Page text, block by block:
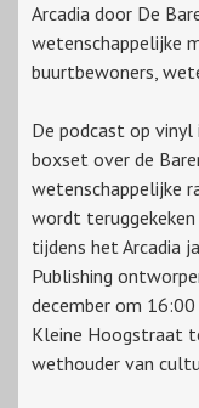
Arcadia door De
wetenschappelijke
buurtbewoners,
De podcast op vinyl
boxset over de
wetenschappelijke
wordt
tijdens het Arcadia
Publishing
december om 16:00
Kleine Hoogstraat
wethouder van